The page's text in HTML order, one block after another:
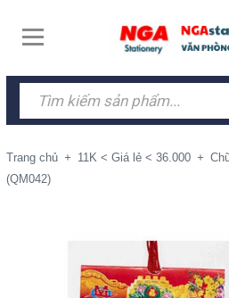
Trang chủ + 11K < Giá lẻ < 36.000 +
(QM042)